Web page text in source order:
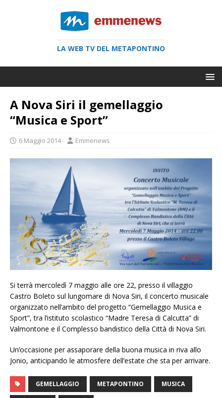
LA WEB TV DEL METAPONTINO
A Nova Siri il gemellaggio
“Musica e Sport”
6 Maggio 2014 Emmenews
Si terrà mercoledì 7 maggio alle ore 22, presso il villaggio
Castro Boleto sul lungomare di Nova Siri, il concerto musicale
organizzato nell’ambito del progetto “Gemellaggio Musica e
Sport”, tra l’istituto scolastico “Madre Teresa di Calcutta” di
Valmontone e il Complesso bandistico della Città di Nova Siri.
Un’occasione per assaporare della buona musica in riva allo
Jonio, anticipando le atmosfere dell’estate che sta per arrivare.
GEMELLAGGIO METAPONTINO MUSICA